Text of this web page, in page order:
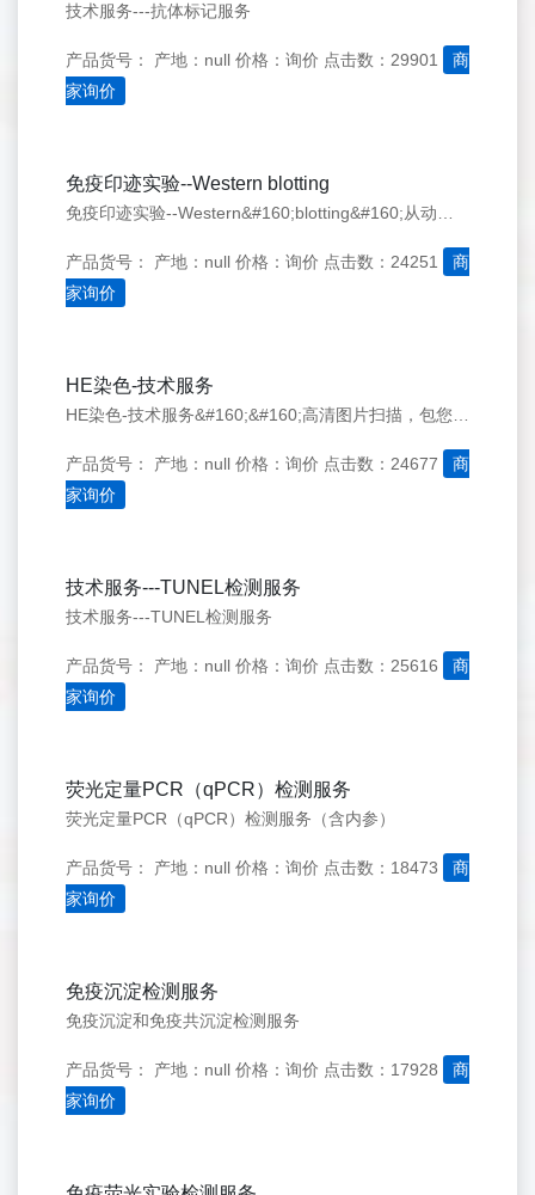
技术服务---抗体标记服务
产品货号： 产地：null 价格：询价 点击数：29901
商
家询价
免疫印迹实验--Western blotting
产品货号： 产地：null 价格：询价 点击数：24251
商
家询价
HE染色-技术服务
产品货号： 产地：null 价格：询价 点击数：24677
商
家询价
技术服务---TUNEL检测服务
技术服务---TUNEL检测服务
产品货号： 产地：null 价格：询价 点击数：25616
商
家询价
荧光定量PCR（qPCR）检测服务
荧光定量PCR（qPCR）检测服务（含内参）
产品货号： 产地：null 价格：询价 点击数：18473
商
家询价
免疫沉淀检测服务
免疫沉淀和免疫共沉淀检测服务
产品货号： 产地：null 价格：询价 点击数：17928
商
家询价